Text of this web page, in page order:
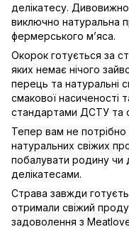
делікатесу.
виключно натуральна
фермерського м’яса.
Окорок готується за
яких немає нічого
перець та натуральні
смакової насиченості
стандартами ДСТУ та
Тепер вам не
натуральних свіжих
побалувати родину чи
делікатесами.
Страва завжди
отримали свіжий
задоволення з